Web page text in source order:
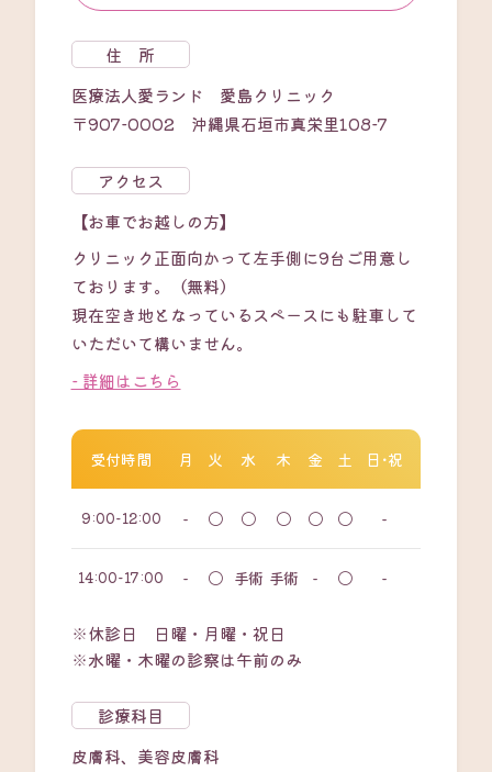
住 所
医療法人愛ランド 愛島クリニック
〒907-0002 沖縄県石垣市真栄里108-7
アクセス
【お車でお越しの方】
クリニック正面向かって左手側に9台ご用意し
ております。（無料）
現在空き地となっているスペースにも駐車して
いただいて構いません。
- 詳細はこちら
受付時間 月 火 水 木 金 土 日・祝
9:00-12:00 - 〇 〇 〇 〇 〇 -
14:00-17:00 - 〇 手術 手術 - 〇 -
※休診日 日曜・月曜・祝日
※水曜・木曜の診察は午前のみ
診療科目
皮膚科、美容皮膚科